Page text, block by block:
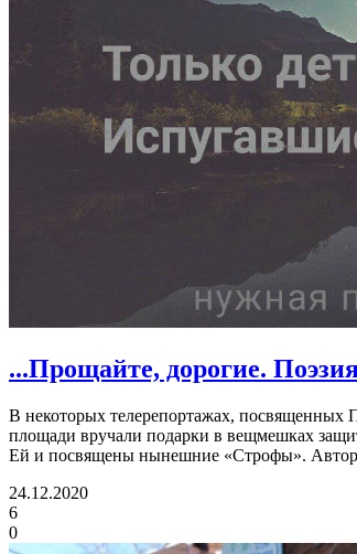
...Прощайте, дорогие.
В некоторых телерепортажах, посвященных
площади вручали подарки в вещмешках
Ей и посвящены нынешние «Строфы».
24.12.2020
6
0